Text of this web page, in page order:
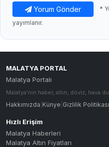
Yorum Gönder
*
yayımlanır.
MALATYA PORTAL
Malatya Portalı
Malatya'nın haber, altın, döviz, hava
Hakkımızda Künye Gizlilik Politikası
Hızlı Erişim
Malatya Haberleri
Malatya Altın Fiyatları